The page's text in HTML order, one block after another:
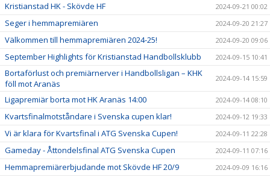
Kristianstad HK - Skövde HF 2024-09-21 00:02
Seger i hemmapremiären 2024-09-20 21:27
Välkommen till hemmapremiären 2024-25! 2024-09-20 09:06
September Highlights för Kristianstad Handbollsklubb 2024-09-15 10:41
Bortaförlust och premiärnerver i Handbollsligan – KHK
föll mot Aranäs
2024-09-14 15:59
Ligapremiär borta mot HK Aranäs 14:00 2024-09-14 08:10
Kvartsfinalmotståndare i Svenska cupen klar! 2024-09-12 19:33
Vi är klara för Kvartsfinal i ATG Svenska Cupen! 2024-09-11 22:28
Gameday - Åttondelsfinal ATG Svenska Cupen 2024-09-11 07:16
Hemmapremiärerbjudande mot Skövde HF 20/9 2024-09-09 16:16